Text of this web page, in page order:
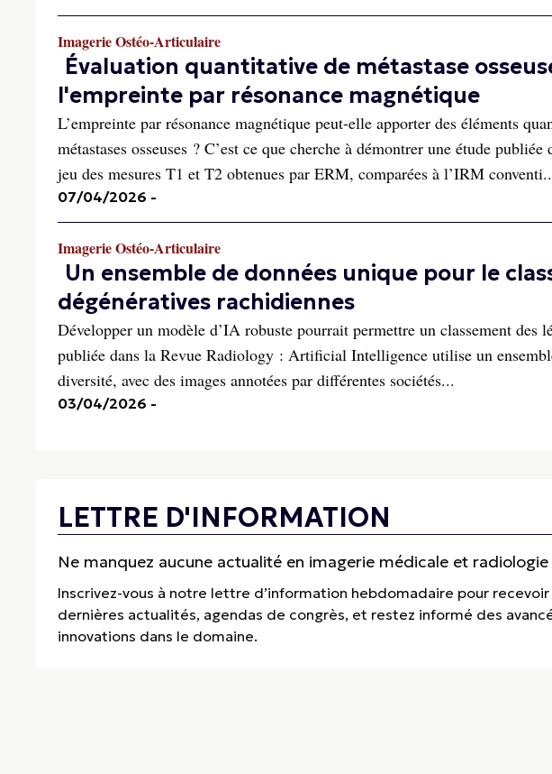
Imagerie Ostéo-Articulaire
Évaluation quantitative de métastase
l'empreinte par résonance magnétique
L’empreinte par résonance magnétique peut-elle apporter des éléments
métastases osseuses ? C’est ce que cherche à démontrer une étude
jeu des mesures T1 et T2 obtenues par ERM, comparées à l’IRM
07/04/2026 -
Imagerie Ostéo-Articulaire
Un ensemble de données unique pour le
dégénératives rachidiennes
Développer un modèle d’IA robuste pourrait permettre un classement des
publiée dans la Revue Radiology : Artificial Intelligence utilise un
diversité, avec des images annotées par différentes sociétés...
03/04/2026 -
LETTRE D'INFORMATION
Ne manquez aucune actualité en imagerie médicale et radiologie
Inscrivez-vous à notre lettre d’information hebdomadaire pour recevoir
dernières actualités, agendas de congrès, et restez informé des
innovations dans le domaine.